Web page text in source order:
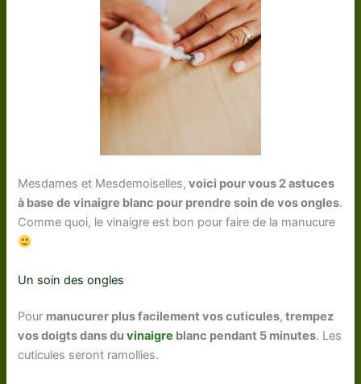
Mesdames et Mesdemoiselles, voici pour vous 2 astuces
à base de vinaigre blanc pour prendre soin de vos ongles.
Comme quoi, le vinaigre est bon pour faire de la manucure
Un soin des ongles
Pour manucurer plus facilement vos cuticules, trempez
vos doigts dans duvinaigre blanc pendant 5 minutes. Les
cuticules seront ramollies.